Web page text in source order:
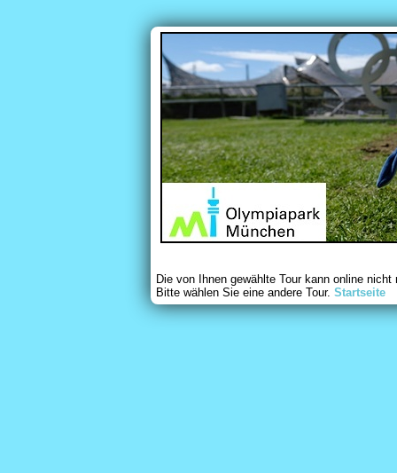
Die von Ihnen gewählte Tour kann online nicht
Bitte wählen Sie eine andere Tour. Startseite